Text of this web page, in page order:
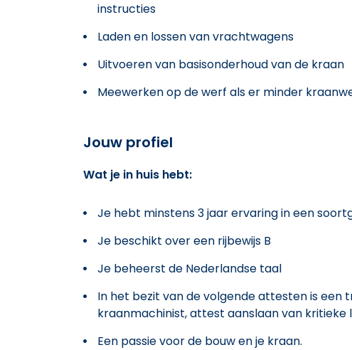
instructies
Laden en lossen van vrachtwagens
Uitvoeren van basisonderhoud van de kraan
Meewerken op de werf als er minder
Jouw profiel
Wat je in huis hebt:
Je hebt minstens 3 jaar ervaring in een
Je beschikt over een rijbewijs B
Je beheerst de Nederlandse taal
In het bezit van de volgende attesten is een
kraanmachinist, attest aanslaan van kritieke
Een passie voor de bouw en je kraan.